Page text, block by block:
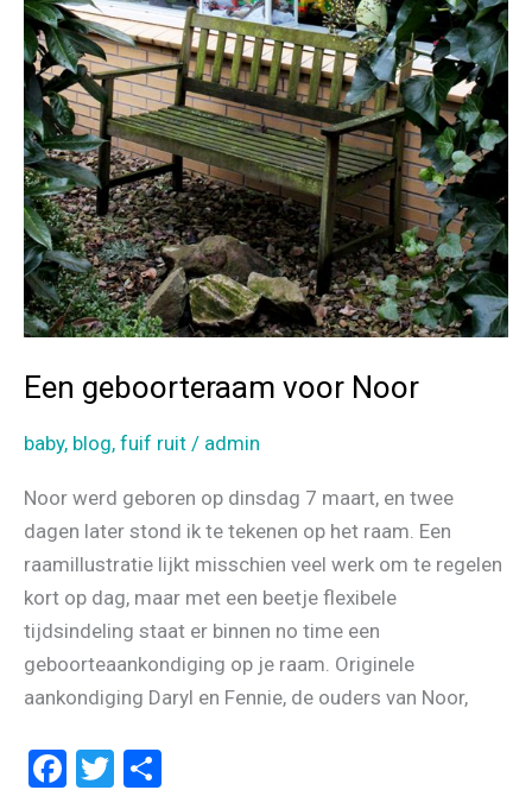
Een geboorteraam voor Noor
baby, blog, fuif ruit / admin
Noor werd geboren op dinsdag 7 maart, en twee
dagen later stond ik te tekenen op het raam. Een
raamillustratie lijkt misschien veel werk om te regelen
kort op dag, maar met een beetje flexibele
tijdsindeling staat er binnen no time een
geboorteaankondiging op je raam. Originele
aankondiging Daryl en Fennie, de ouders van Noor,
F
T